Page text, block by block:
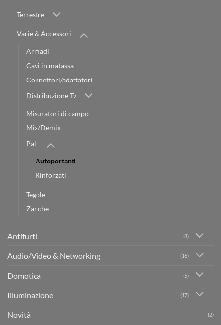
Terrestre
Varie & Accessori
Armadi
Cavi in matassa
Connettori/adattatori
Distribuzione Tv
Misuratori di campo
Mix/Demix
Pali
Autoportanti
Rinforzati
Tegole
Zanche
Antifurti (8)
Audio/Video & Networking (16)
Domotica (5)
Illuminazione (17)
Novità (2)